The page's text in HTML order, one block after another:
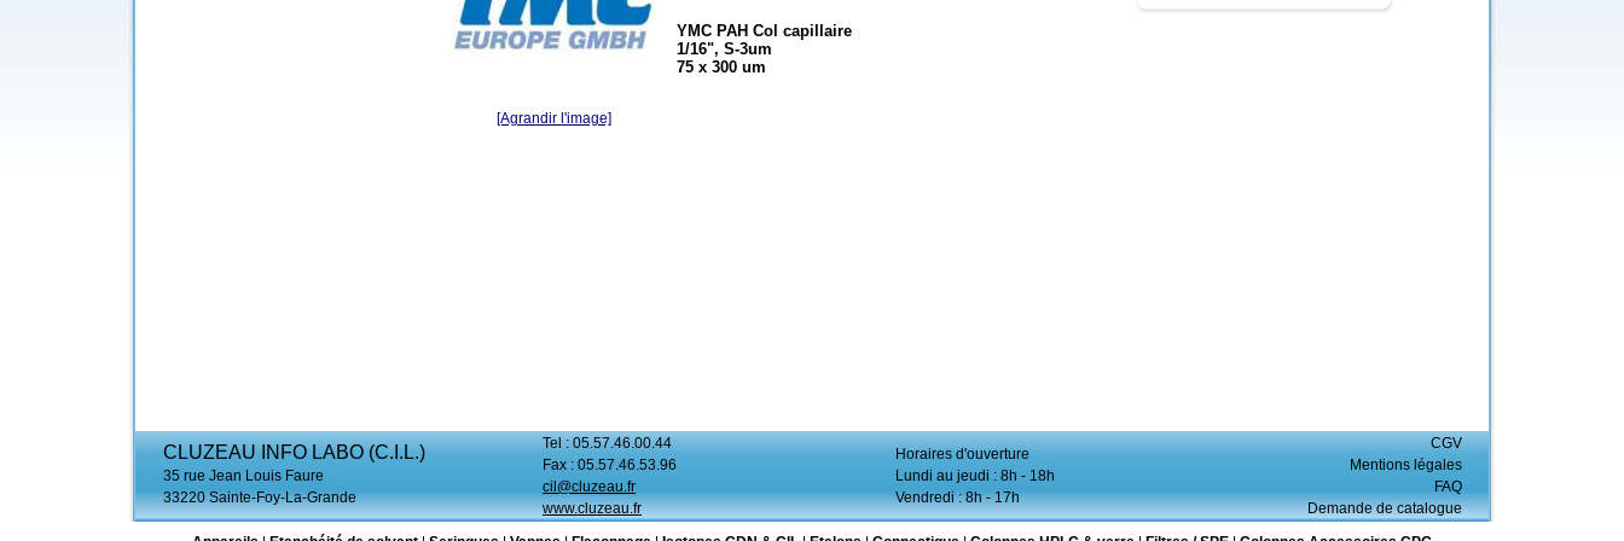
[Agrandir l'image]
YMC PAH Col capillaire
1/16", S-3um
75 x 300 um
CLUZEAU INFO LABO (C.I.L.)
35 rue Jean Louis Faure
33220 Sainte-Foy-La-Grande
Tel : 05.57.46.00.44
Fax : 05.57.46.53.96
cil@cluzeau.fr
www.cluzeau.fr
Horaires d'ouverture
Lundi au jeudi : 8h - 18h
Vendredi : 8h - 17h
CGV
Mentions légales
FAQ
Demande de catalogue